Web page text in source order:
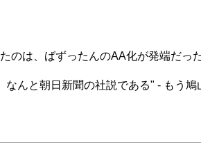
のは、ばずったんのAA化が発端だっ
んと朝日新聞の社説である" - もう